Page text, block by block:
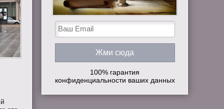
100% гарантия
конфиденциальности ваших данных